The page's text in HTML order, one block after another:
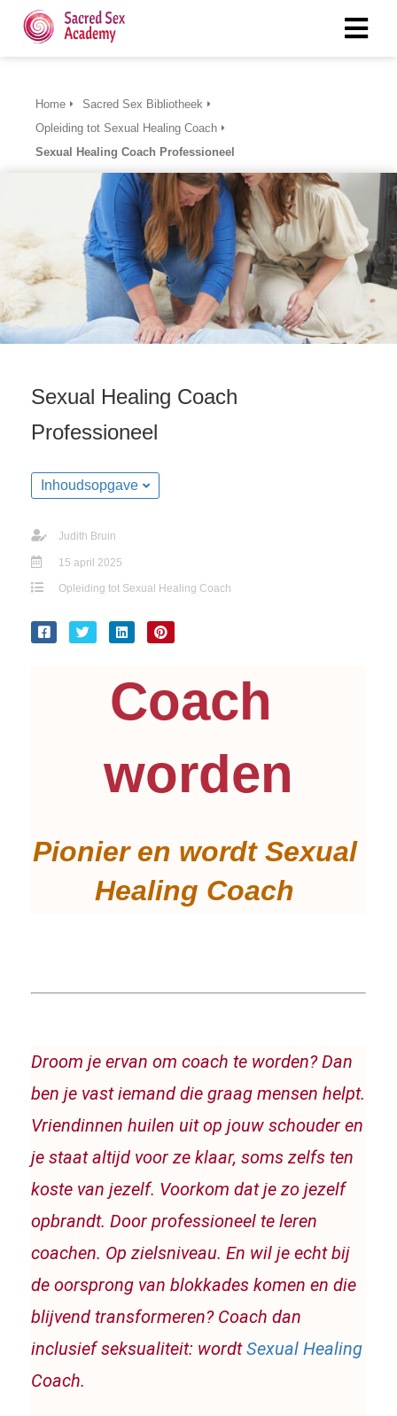
Home
Sacred Sex Bibliotheek
Opleiding tot Sexual Healing Coach
Sexual Healing Coach Professioneel
Sexual Healing Coach
Professioneel
Inhoudsopgave
Judith Bruin
15 april 2025
Opleiding tot Sexual Healing Coach
Coach
worden
Pionier en wordt Sexual
Healing Coach
Droom je ervan om coach te worden? Dan
ben je vast iemand die graag mensen helpt.
Vriendinnen huilen uit op jouw schouder en
je staat altijd voor ze klaar, soms zelfs ten
koste van jezelf. Voorkom dat je zo jezelf
opbrandt. Door professioneel te leren
coachen. Op zielsniveau. En wil je echt bij
de oorsprong van blokkades komen en die
blijvend transformeren? Coach dan
inclusief seksualiteit: wordt Sexual Healing
Coach.